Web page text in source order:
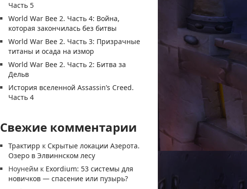
Часть 5
World War Bee 2. Часть 4: Война,
которая закончилась без битвы
World War Bee 2. Часть 3: Призрачные
титаны и осада на измор
World War Bee 2. Часть 2: Битва за
Дельв
История вселенной Assassin’s Creed.
Часть 4
Свежие комментарии
Трактирр к Скрытые локации Азерота.
Озеро в Элвиннском лесу
Ноунейм к Exordium: 53 системы для
новичков — спасение или пузырь?